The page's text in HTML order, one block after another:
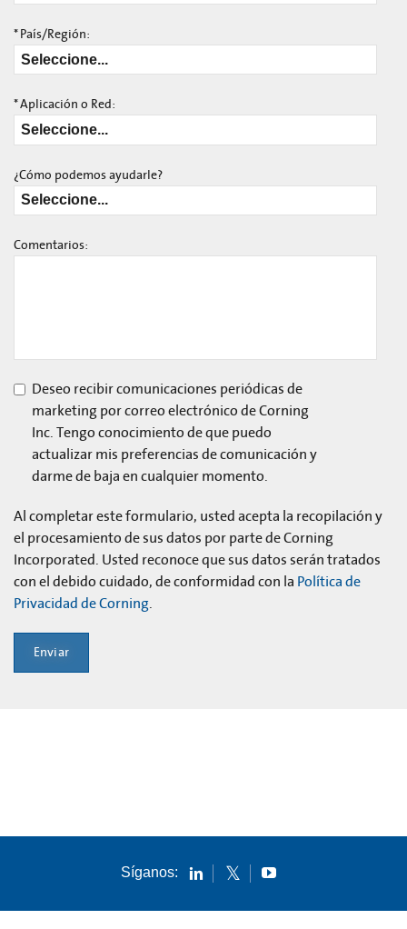
* País/Región:
*Aplicación o Red:
¿Cómo podemos ayudarle?
Comentarios:
Deseo recibir comunicaciones periódicas de
marketing por correo electrónico de Corning
Inc. Tengo conocimiento de que puedo
actualizar mis preferencias de comunicación y
darme de baja en cualquier momento.
Al completar este formulario, usted acepta la recopilación y
el procesamiento de sus datos por parte de Corning
Incorporated. Usted reconoce que sus datos serán tratados
con el debido cuidado, de conformidad con la Política de
Privacidad de Corning.
Enviar
Síganos: